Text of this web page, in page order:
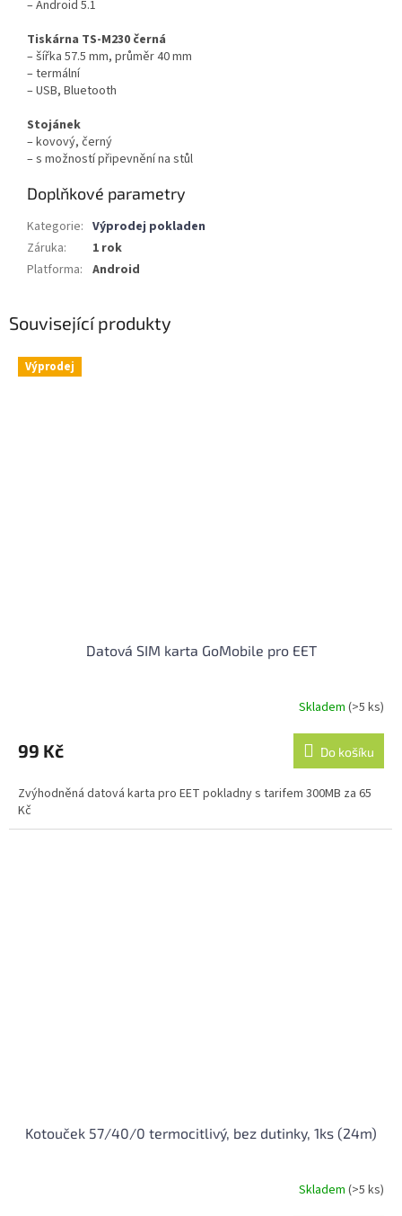
– Android 5.1
Tiskárna TS-M230 černá
– šířka 57.5 mm, průměr 40 mm
– termální
– USB, Bluetooth
Stojánek
– kovový, černý
– s možností připevnění na stůl
Doplňkové parametry
Kategorie: Výprodej pokladen
Záruka:
1 rok
Platforma: Android
Související produkty
Výprodej
Datová SIM karta GoMobile pro EET
produktu
je
z
5
hvězdiček.
Skladem(>5 ks)
99 Kč Do košíku
Zvýhodněná datová karta pro EET pokladny s tarifem 300MB za 65
Kč
Kotouček 57/40/0 termocitlivý, bez dutinky, 1ks (24m)
Skladem(>5 ks)